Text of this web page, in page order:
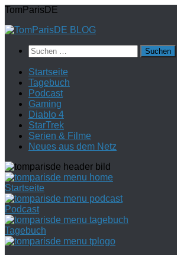
Zum
springen
TomParisDE
Suchen
nach:
Startseite
Tagebuch
Podcast
Gaming
Diablo 4
StarTrek
Serien & Filme
Neues aus dem Netz
Startseite
Podcast
Tagebuch